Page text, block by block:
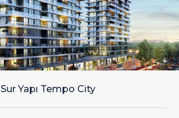
Sur Yapı Tempo City